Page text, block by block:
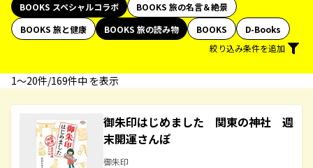
BOOKS スペシャルコラボ
BOOKS 旅の名言＆絶景
BOOKS 旅と健康
BOOKS 旅の読み物 BOOKS
D-Books
絞り込み条件を追加
1〜20件/169件中 を表示
御朱印はじめました 関東の神社 週
末開運さんぽ
御朱印